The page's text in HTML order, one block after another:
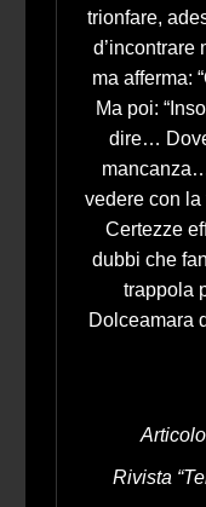
trionfare,
d’incontrare
ma afferma:
Ma poi:
dire…
vedere con
Certezze
dubbi che
trappola
Dolceamara
Rivista